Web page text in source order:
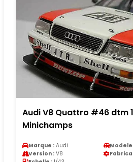
Audi V8 Quattro #46 dtm
Minichamps
Marque : Audi Modele
Version : V8